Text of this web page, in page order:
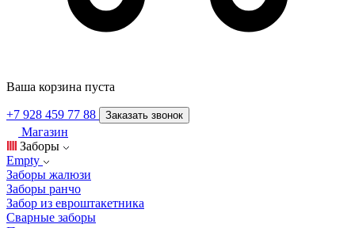
Ваша корзина пуста
+7 928 459 77 88 Заказать звонок
Магазин
Заборы
Empty
Заборы жалюзи
Заборы ранчо
Забор из евроштакетника
Сварные заборы